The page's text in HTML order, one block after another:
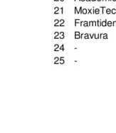
Logga in på
Sök på